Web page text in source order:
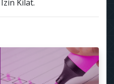
Kilat.